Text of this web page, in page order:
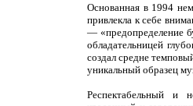
Основанная в 1994
привлекла к себе
— «предопределение
обладательницей
создал средне
уникальный образец
Респектабельный и